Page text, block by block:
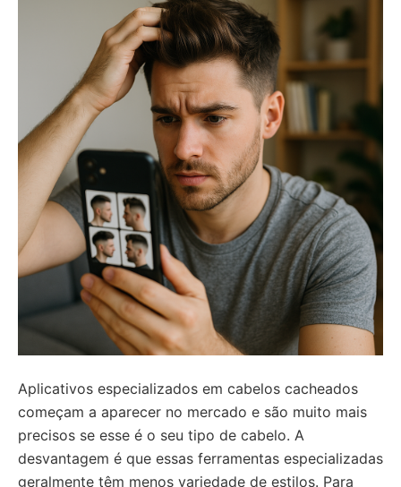
Aplicativos especializados em cabelos cacheados
começam a aparecer no mercado e são muito mais
precisos se esse é o seu tipo de cabelo. A
desvantagem é que essas ferramentas especializadas
geralmente têm menos variedade de estilos. Para